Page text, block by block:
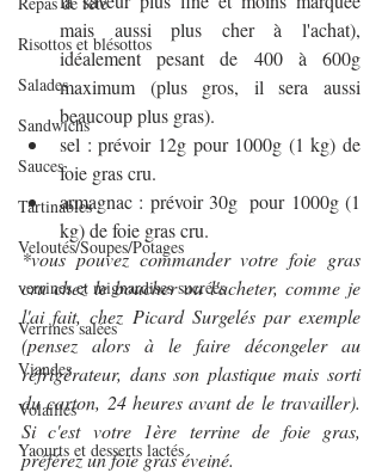
Risottos et blésottos
Salades
Sandwichs
Sauces
Tartinables
Veloutés/Soupes/Potages
verrines et mignardises sucrées
Verrines salées
Viandes
Volailles
Yaourts et desserts lactés
mais aussi plus cher à l'achat),
idéalement pesant de 400 à 600g
maximum (plus gros, il sera aussi
beaucoup plus gras).
sel : prévoir 12g pour 1000g (1 kg) de
foie gras cru.
armagnac : prévoir 30g  pour 1000g (1
kg) de foie gras cru.
*vous pouvez commander votre foie gras
cru chez le boucher ou l'acheter, comme je
l'ai fait, chez Picard Surgelés par exemple
(pensez alors à le faire décongeler au
réfrigérateur, dans son plastique mais sorti
du carton, 24 heures avant de le travailler).
Si c'est votre 1ère terrine de foie gras,
préférez un foie gras éveiné.